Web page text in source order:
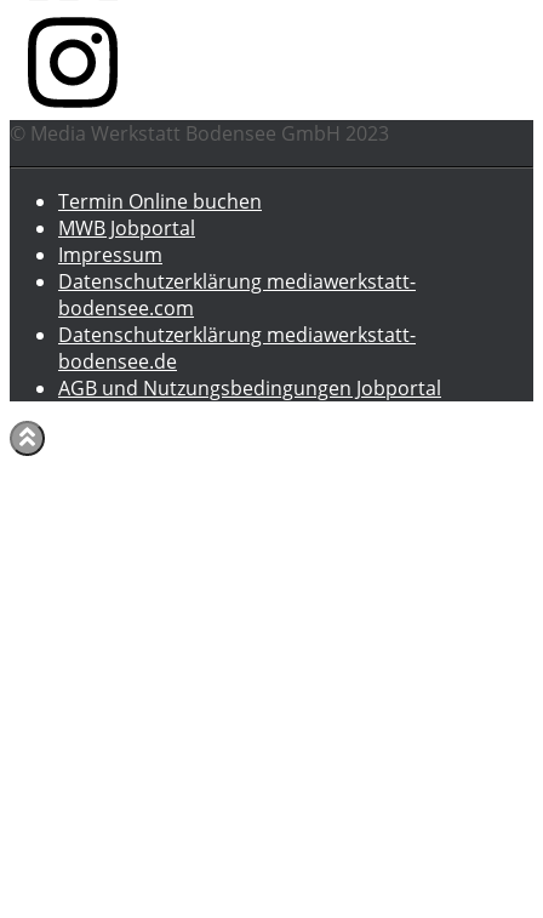
© Media Werkstatt Bodensee GmbH 2023
Termin Online buchen
MWB Jobportal
Impressum
Datenschutzerklärung mediawerkstatt-
bodensee.com
Datenschutzerklärung mediawerkstatt-
bodensee.de
AGB und Nutzungsbedingungen Jobportal